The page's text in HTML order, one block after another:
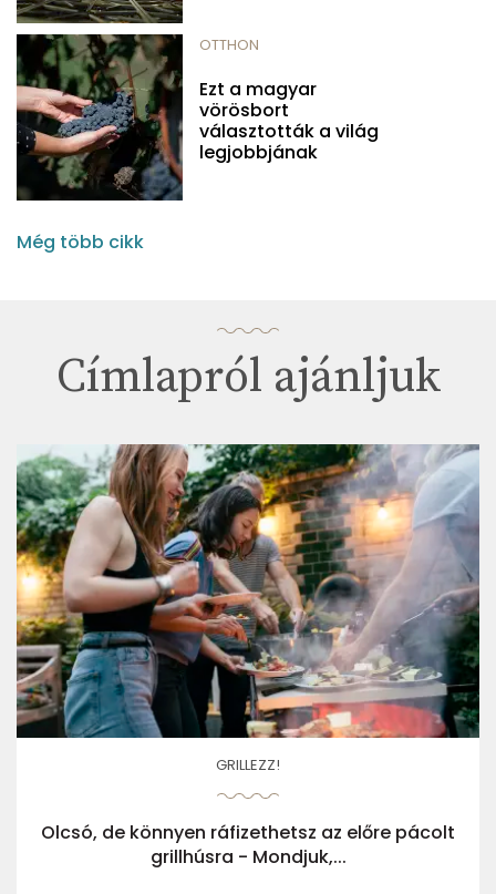
OTTHON
Ezt a magyar
vörösbort
választották a világ
legjobbjának
Még több cikk
Címlapról ajánljuk
GRILLEZZ!
Olcsó, de könnyen ráfizethetsz az előre pácolt
grillhúsra - Mondjuk,...